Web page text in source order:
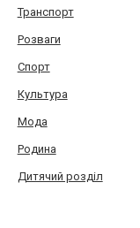
Транспорт
Розваги
Спорт
Культура
Мода
Родина
Дитячий розділ